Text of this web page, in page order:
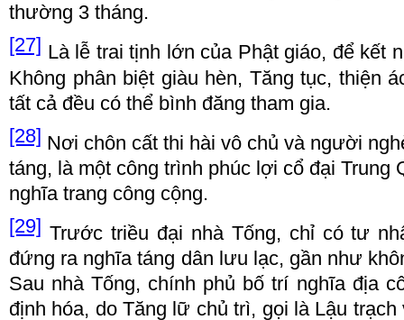
thường 3 tháng.
[27] Làl ễ trai tịnh l ớn của Phật giáo, đểkết n
Không phân biệt giàu hèn, Tăng tục, thiện á
tất cả đều có thể bình đăng tham gia.
[28] Nơi chôn cất thi hài vô chủ vàngười ngh
táng, làmột công trình phúc lợi cổ đại Trung
nghĩa trang công cộng.
[29] Trước triều đại nhàTống, chỉcótư
đứng ra nghĩa táng dân l ưu l ạc, gần như
Sau nhàTống, chính phủ bố trí nghĩa địa
định hóa, do Tăng l ữ chủ trì, gọi l àLậu trạch